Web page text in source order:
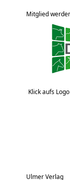
Mitglied
Klick aufs
Ulmer Verlag